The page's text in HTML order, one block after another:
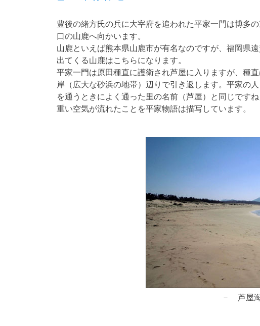
日
者
豊後の緒方氏の兵に大宰府を追われた平家一門は博多
口の山鹿へ向かいます。
山鹿といえば熊本県山鹿市が有名なのですが、福岡県
出てくる山鹿はこちらになります。
平家一門は原田種直に護衛され芦屋に入りますが、種
岸（広大な砂浜の地帯）辺りで引き返します。平家の
を通うときによく通った里の名前（芦屋）と同じです
重い空気が流れたことを平家物語は描写しています。
－ 芦屋